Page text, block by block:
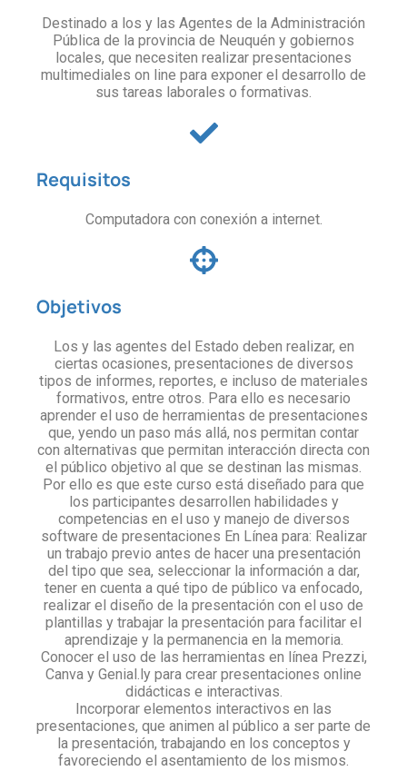
Destinado a los y las Agentes de la Administración
Pública de la provincia de Neuquén y gobiernos
locales, que necesiten realizar presentaciones
multimediales on line para exponer el desarrollo de
sus tareas laborales o formativas.
Requisitos
Computadora con conexión a internet.
Objetivos
Los y las agentes del Estado deben realizar, en
ciertas ocasiones, presentaciones de diversos
tipos de informes, reportes, e incluso de materiales
formativos, entre otros. Para ello es necesario
aprender el uso de herramientas de presentaciones
que, yendo un paso más allá, nos permitan contar
con alternativas que permitan interacción directa con
el público objetivo al que se destinan las mismas.
Por ello es que este curso está diseñado para que
los participantes desarrollen habilidades y
competencias en el uso y manejo de diversos
software de presentaciones En Línea para: Realizar
un trabajo previo antes de hacer una presentación
del tipo que sea, seleccionar la información a dar,
tener en cuenta a qué tipo de público va enfocado,
realizar el diseño de la presentación con el uso de
plantillas y trabajar la presentación para facilitar el
aprendizaje y la permanencia en la memoria.
Conocer el uso de las herramientas en línea Prezzi,
Canva y Genial.ly para crear presentaciones online
didácticas e interactivas.
Incorporar elementos interactivos en las
presentaciones, que animen al público a ser parte de
la presentación, trabajando en los conceptos y
favoreciendo el asentamiento de los mismos.